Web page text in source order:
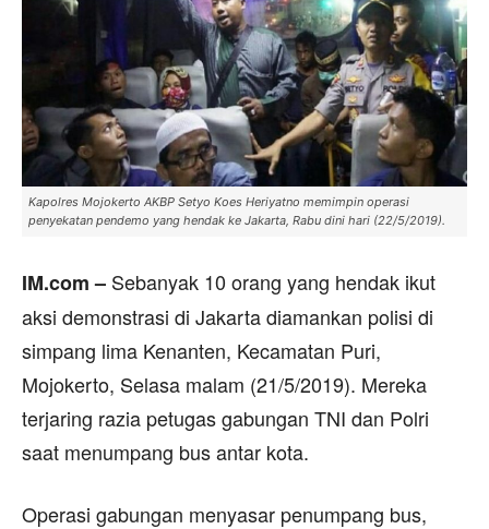
Kapolres Mojokerto AKBP Setyo Koes Heriyatno memimpin operasi
penyekatan pendemo yang hendak ke Jakarta, Rabu dini hari (22/5/2019).
IM.com – Sebanyak 10 orang yang hendak ikut
aksi demonstrasi di Jakarta diamankan polisi di
simpang lima Kenanten, Kecamatan Puri,
Mojokerto, Selasa malam (21/5/2019). Mereka
terjaring razia petugas gabungan TNI dan Polri
saat menumpang bus antar kota.
Operasi gabungan menyasar penumpang bus,